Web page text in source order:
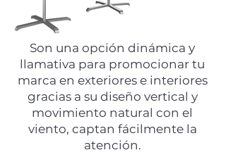
Son una opción dinámica y
llamativa para promocionar tu
marca en exteriores e interiores
gracias a su diseño vertical y
movimiento natural con el
viento, captan fácilmente la
atención.